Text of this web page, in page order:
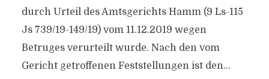
durch Urteil des Amtsgerichts Hamm (9 Ls-115
Js 739/19-149/19) vom 11.12.2019 wegen
Betruges verurteilt wurde. Nach den vom
Gericht getroffenen Feststellungen ist den...